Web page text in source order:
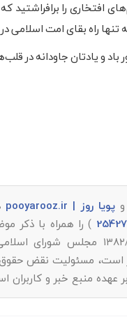
افتخاری را
راه بقای امت اسلامی در
و یادتان جاودانه در
وپویا روز | pooyarooz.ir
) را همراه با ذکر
است، مسئولیت نقض حقوق
عهده منبع خبر و کاربران